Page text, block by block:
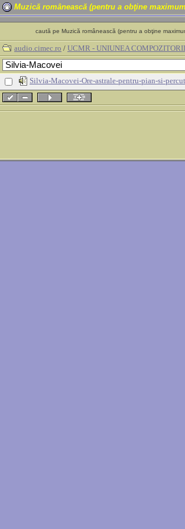
Muzică românească (pentru a obţine
caută pe Muzică românească (pentru a obţine
audio.cimec.ro / UCMR - UNIUNEA
Silvia-Macovei-Ore-astrale-pentru-pian-si-